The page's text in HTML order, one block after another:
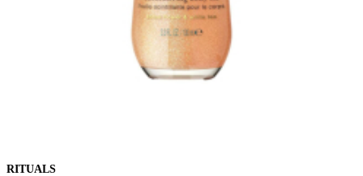
RITUALS